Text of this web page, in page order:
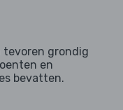
tevoren grondig
en
bevatten.